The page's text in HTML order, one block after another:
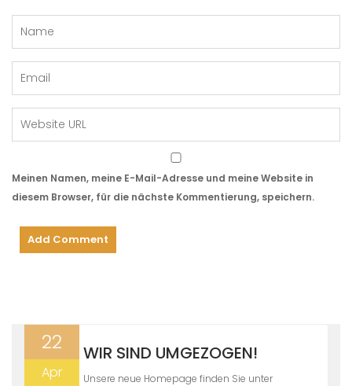
Meinen Namen, meine E-Mail-Adresse und meine Website in
diesem Browser, für die nächste Kommentierung, speichern.
22
Apr
WIR SIND UMGEZOGEN!
Unsere neue Homepage finden Sie unter